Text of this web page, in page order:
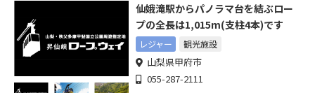
仙娥滝駅からパノラマ台を結ぶロー
プの全長は1,015m(支柱4本)です
レジャー 観光施設
山梨県甲府市
055-287-2111